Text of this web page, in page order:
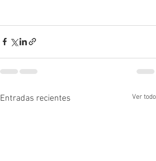
Entradas recientes Ver todo